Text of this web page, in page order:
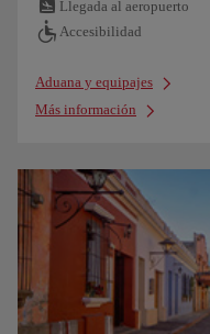
Llegada al aeropuerto
Accesibilidad
Aduana y equipajes
Más información